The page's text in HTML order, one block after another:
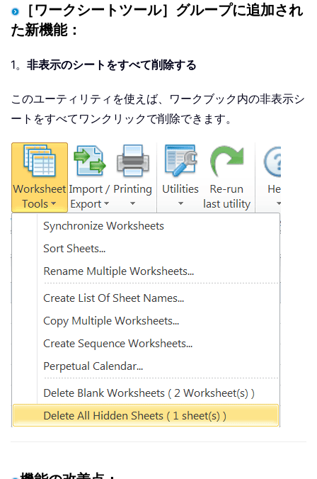
［ワークシートツール］グループに追加され
た新機能：
1。 非表示のシートをすべて削除する
このユーティリティを使えば、ワークブック内の非表示シ
ートをすべてワンクリックで削除できます。